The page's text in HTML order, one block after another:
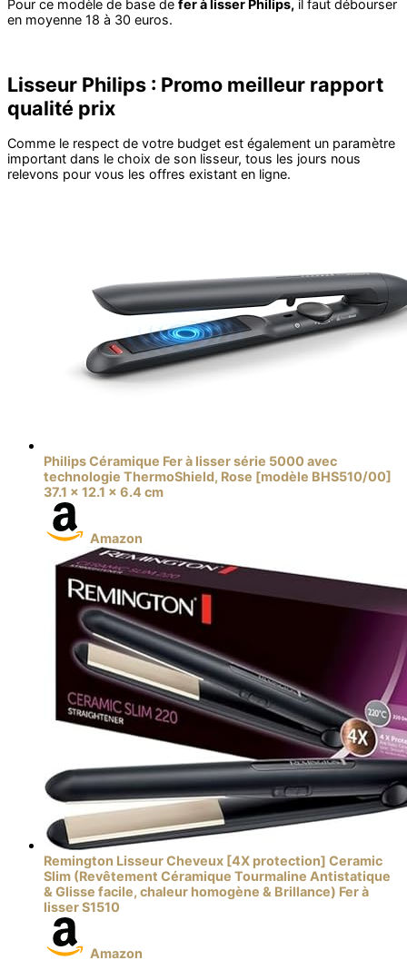
Pour ce modèle de base de fer à lisser Philips, il faut débourser
en moyenne 18 à 30 euros.
Lisseur Philips : Promo meilleur rapport
qualité prix
Comme le respect de votre budget est également un paramètre
important dans le choix de son lisseur, tous les jours nous
relevons pour vous les offres existant en ligne.
Philips Céramique Fer à lisser série 5000 avec
technologie ThermoShield, Rose [modèle BHS510/00]
37.1 x 12.1 x 6.4 cm
Amazon
Remington Lisseur Cheveux [4X protection] Ceramic
Slim (Revêtement Céramique Tourmaline Antistatique
& Glisse facile, chaleur homogène & Brillance) Fer à
lisser S1510
Amazon